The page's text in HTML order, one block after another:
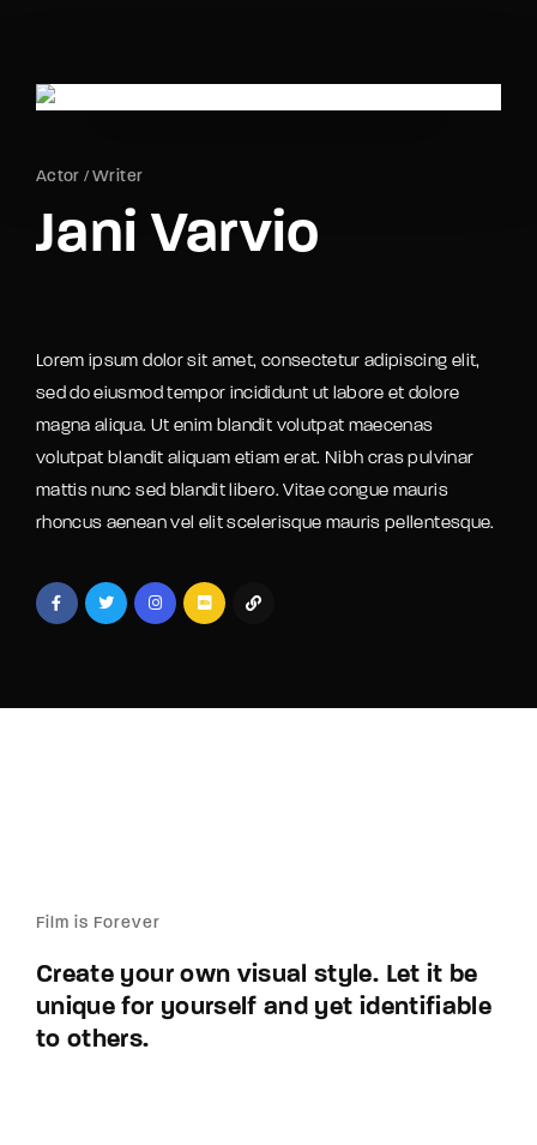
Actor Writer
Jani Varvio
Lorem ipsum dolor sit amet, consectetur adipiscing elit,
sed do eiusmod tempor incididunt ut labore et dolore
magna aliqua. Ut enim blandit volutpat maecenas
volutpat blandit aliquam etiam erat. Nibh cras pulvinar
mattis nunc sed blandit libero. Vitae congue mauris
rhoncus aenean vel elit scelerisque mauris pellentesque.
Film is Forever
Create your own visual style. Let it be
unique for yourself and yet identifiable
to others.
ESC to close
Login Register
Username or Email Address
By signing in, you agree to